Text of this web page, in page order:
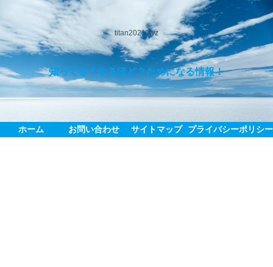
titan2021.xyz
知ってる？なるほど？ためになる情報！
ホーム お問い合わせ サイトマップ プライバシーポリシー